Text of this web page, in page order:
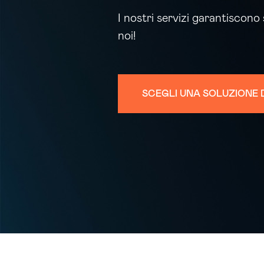
I nostri servizi garantiscono
noi!
SCEGLI UNA SOLUZIONE